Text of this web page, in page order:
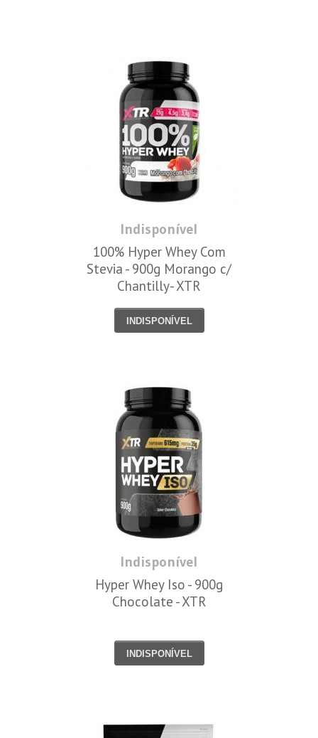
Indisponível
100% Hyper Whey Com
Stevia - 900g Morango c/
Chantilly- XTR
INDISPONÍVEL
Indisponível
Hyper Whey Iso - 900g
Chocolate - XTR
INDISPONÍVEL